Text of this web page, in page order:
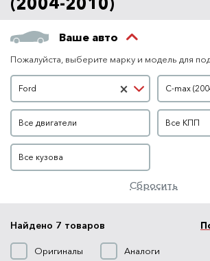
Ваше авто
Пожалуйста, выберите марку и модель для
Марка автомобиля
×
Ford
Модель
C-max
Двигатель
Все двигатели
КПП
Все КПП
Кузов
Все кузова
Сбросить
Найдено 7 товаров
Оригиналы Аналоги